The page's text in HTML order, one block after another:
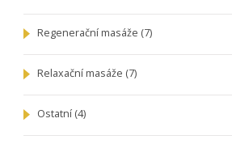
Regenerační masáže (7)
Relaxační masáže (7)
Ostatní (4)